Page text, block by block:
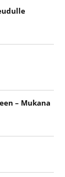
– Mukana